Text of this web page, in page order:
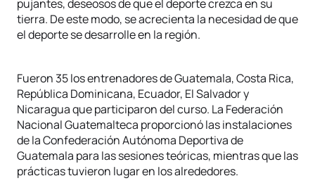
pujantes, deseosos de que el deporte crezca en su
tierra. De este modo, se acrecienta la necesidad de que
el deporte se desarrolle en la región.
Fueron 35 los entrenadores de Guatemala, Costa Rica,
República Dominicana, Ecuador, El Salvador y
Nicaragua que participaron del curso. La Federación
Nacional Guatemalteca proporcionó las instalaciones
de la Confederación Autónoma Deportiva de
Guatemala para las sesiones teóricas, mientras que las
prácticas tuvieron lugar en los alrededores.